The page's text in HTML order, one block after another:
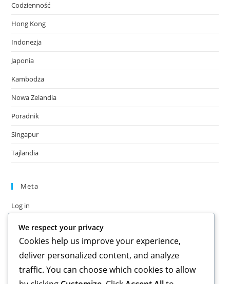
Codzienność
Hong Kong
Indonezja
Japonia
Kambodża
Nowa Zelandia
Poradnik
Singapur
Tajlandia
Meta
Log in
Comments feed
WordPress.org
We respect your privacy
Cookies help us improve your experience,
deliver personalized content, and analyze
traffic. You can choose which cookies to allow